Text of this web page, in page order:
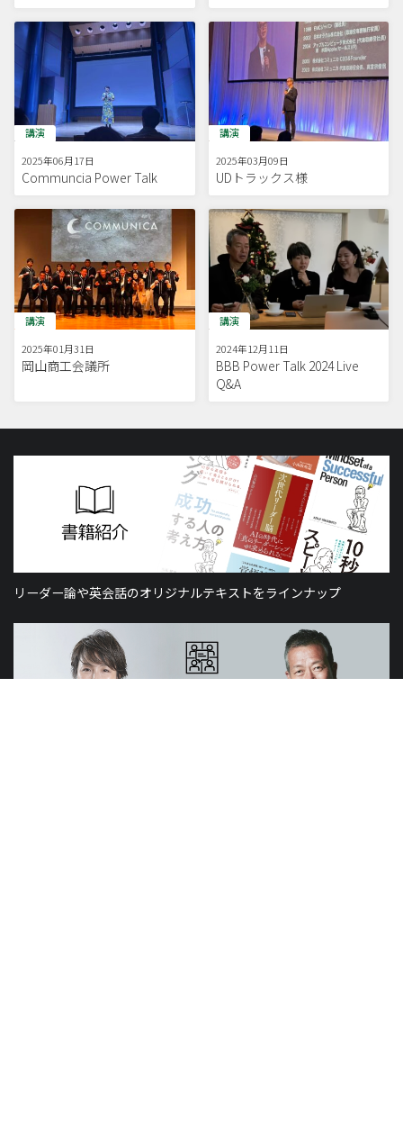
講演
2025年06月17日
Communcia Power Talk
講演
2025年03月09日
UDトラックス様
講演
2025年01月31日
岡山商工会議所
講演
2024年12月11日
BBB Power Talk 2024 Live
Q&A
リーダー論や英会話のオリジナルテキストをラインナップ